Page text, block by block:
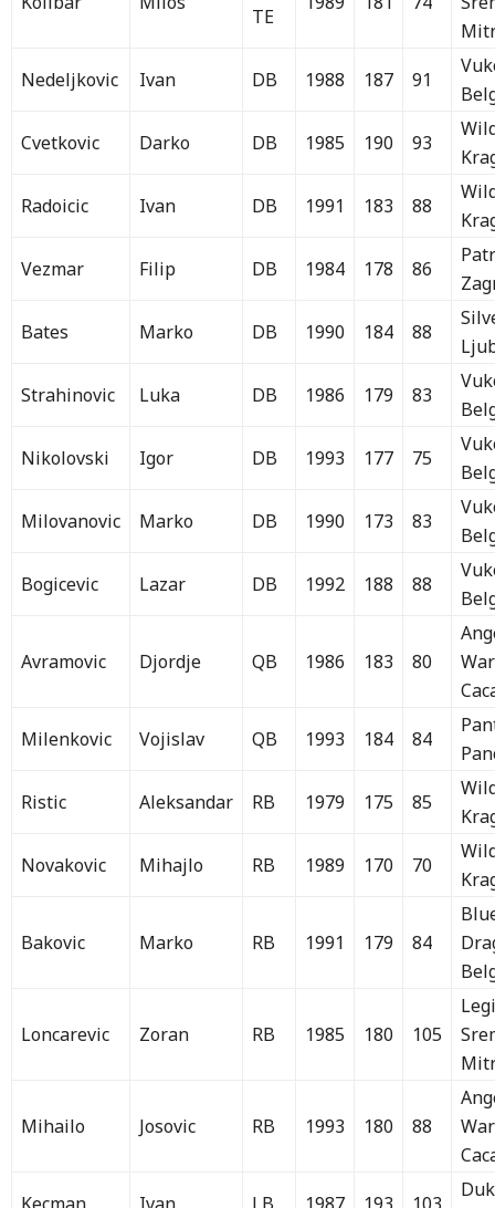
TE
Nedeljkovic
Ivan DB 1988 187 91
Cvetkovic
Darko DB 1985 190 93
Radoicic
Ivan DB 1991 183 88
Vezmar
Filip DB 1984 178 86
Bates
Marko DB 1990 184 88
Strahinovic
Luka DB 1986 179 83
Nikolovski
Igor DB 1993 177 75
Milovanovic
Marko DB 1990 173 83
Bogicevic
Lazar DB 1992 188 88
Avramovic Djordje QB 1986 183 80
Milenkovic
Vojislav QB 1993 184 84
Ristic
Aleksandar RB 1979 175 85
Novakovic
Mihajlo RB 1989 170 70
Bakovic Marko RB 1991 179 84
Loncarevic Zoran RB 1985 180 105
Mihailo Josovic RB 1993 180 88